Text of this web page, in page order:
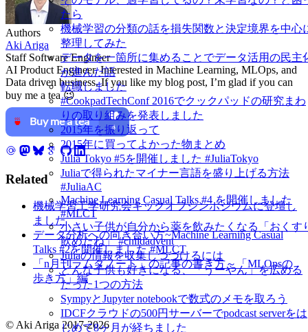
たら
機械学習の分類の話を損失関数と決定境界を中心
整理してみた
データを一箇所に集めることでデータ活用の民主
が進んだ話
転職しました
#CookpadTechConf 2016でクックパッドの研究まわ
りの取り組みを発表しました
2015年を振り返って
2015年に買ってよかった物まとめ
Julia Tokyo #5を開催しました #JuliaTokyo
Juliaで得られたマイナー言語を盛り上げる方法
#JuliaAC
Machine Learning Casual Talks #4 を開催しました
#MLCT
小さい子供が自分から薬を飲みたくなる「おくす
飲めたね」 #childadvent
Juliaの情報を収集しつづけるには
どんな子供も好きになる、「うーやん」を広める
たった1つの方法
SympyとJupyter notebookで数式のメモを取ろう
IDCFクラウドの500円サーバーでpodcast serverをは
じめて8ヶ月が経ちました
Authors
Aki Ariga
Staff Software Engineer
AI Product Engineer. Interested in Machine Learning, MLOps, and
Data driven business. If you like my blog post, I’m glad if you can
buy me a tea 😉
Related
機械学習工学研究会キックオフシンポジウムに登壇し
ました
データ分析への向き合い方~Machine Learning Casual
Talks #2を開催しました #MLCT
「n月刊ラムダノート」の記事の書き方～「MLOpsの
歩き方」編
© Aki Ariga 2017-2026